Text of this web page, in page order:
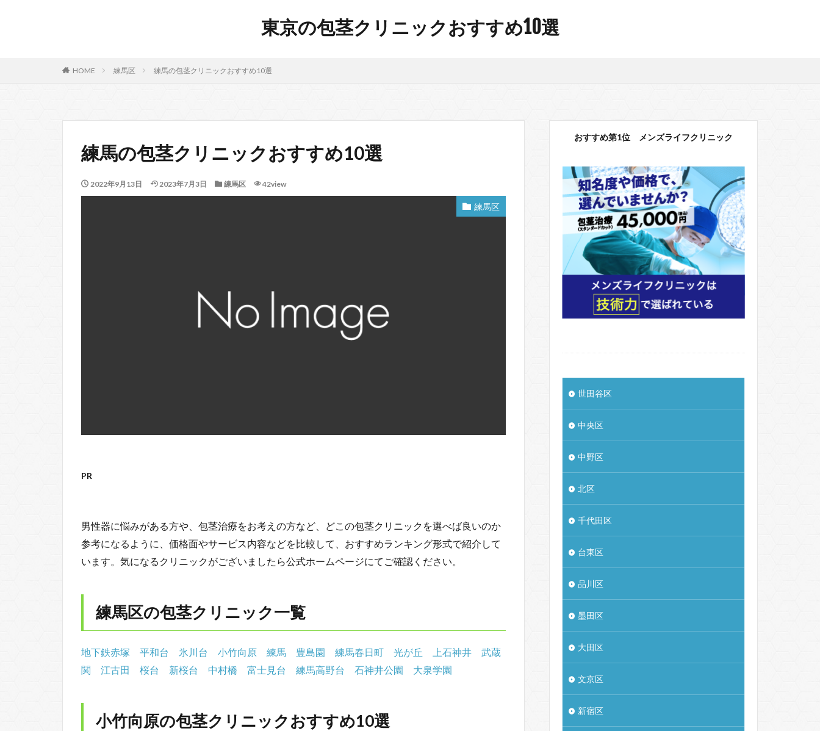
東京の包茎クリニックおすすめ10選
HOME 練馬区 練馬の包茎クリニックおすすめ10選
練馬の包茎クリニックおすすめ10選
2022年9月13日 2023年7月3日 練馬区 42view
練馬区
PR
男性器に悩みがある方や、包茎治療をお考えの方など、どこの包茎クリニックを選べば良いのか
参考になるように、価格面やサービス内容などを比較して、おすすめランキング形式で紹介して
います。気になるクリニックがございましたら公式ホームページにてご確認ください。
練馬区の包茎クリニック一覧
地下鉄赤塚 平和台 氷川台 小竹向原 練馬 豊島園 練馬春日町 光が丘 上石神井
武蔵
関
江古田 桜台 新桜台 中村橋 富士見台 練馬高野台 石神井公園 大泉学園
小竹向原の包茎クリニックおすすめ10選
おすすめ第1位 メンズライフクリニック
世田谷区
中央区
中野区
北区
千代田区
台東区
品川区
墨田区
大田区
文京区
新宿区